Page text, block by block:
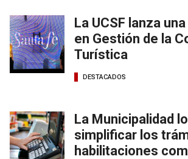
La UCSF lanza
en Gestión de la
Turística
DESTACADOS
La Municipalidad
simplificar los
habilitaciones